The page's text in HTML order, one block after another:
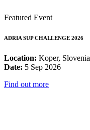
Featured Event
ADRIA SUP CHALLENGE 2026
Location: Koper, Slovenia
Date: 5 Sep 2026
Find out more